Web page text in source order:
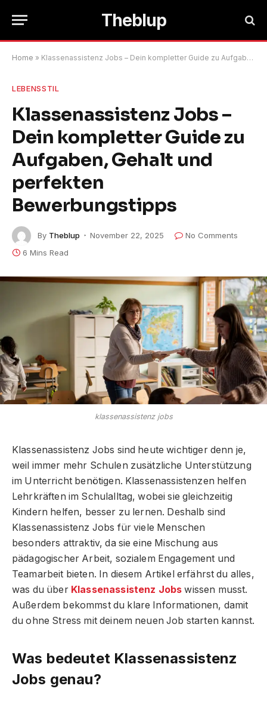
Theblup
Home » Klassenassistenz Jobs – Dein kompletter Guide zu Aufgaben, Gehalt und perfekten Bewerbungstipps
LEBENSSTIL
Klassenassistenz Jobs –
Dein kompletter Guide zu
Aufgaben, Gehalt und
perfekten
Bewerbungstipps
By Theblup November 22, 2025
No Comments
6 Mins Read
klassenassistenz jobs
Klassenassistenz Jobs sind heute wichtiger denn je,
weil immer mehr Schulen zusätzliche Unterstützung
im Unterricht benötigen. Klassenassistenzen helfen
Lehrkräften im Schulalltag, wobei sie gleichzeitig
Kindern helfen, besser zu lernen. Deshalb sind
Klassenassistenz Jobs für viele Menschen
besonders attraktiv, da sie eine Mischung aus
pädagogischer Arbeit, sozialem Engagement und
Teamarbeit bieten. In diesem Artikel erfährst du alles,
was du über Klassenassistenz Jobs wissen musst.
Außerdem bekommst du klare Informationen, damit
du ohne Stress mit deinem neuen Job starten kannst.
Was bedeutet Klassenassistenz
Jobs genau?